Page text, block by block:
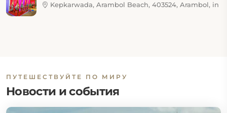
Kepkarwada, Arambol Beach, 403524, Arambol, in
ПУТЕШЕСТВУЙТЕ ПО МИРУ
Новости и события